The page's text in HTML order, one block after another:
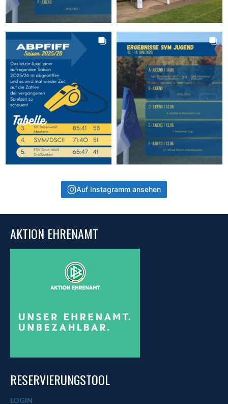
Auf Instagramm ansehen
AKTION EHRENAMT
RESERVIERUNGSTOOL
LOGIN